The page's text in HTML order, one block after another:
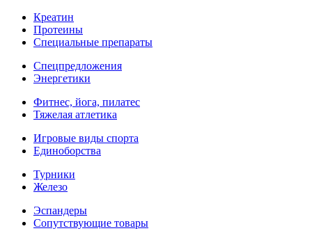
Креатин
Протеины
Специальные препараты
Спецпредложения
Энергетики
Фитнес, йога, пилатес
Тяжелая атлетика
Игровые виды спорта
Единоборства
Турники
Железо
Эспандеры
Сопутствующие товары